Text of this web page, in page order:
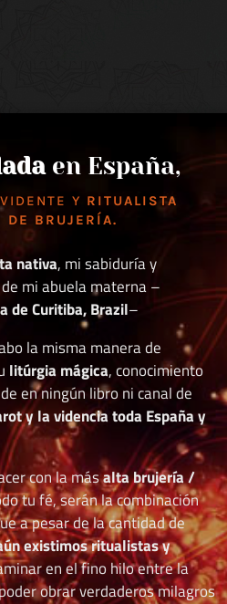
en España,
Y RITUALISTA
DE BRUJERÍA.
nativa, mi sabiduría y
mi abuela materna –
de Curitiba, Brazil–
la misma manera de
litúrgia mágica, conocimiento
en ningún libro ni canal de
y la videncia toda España y
con la másalta brujería /
tu fé, serán la combinación
a pesar de la cantidad de
existimos ritualistas y
en el fino hilo entre la
obrar verdaderos milagros